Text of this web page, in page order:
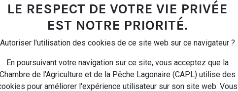
Le Manuel du Potager de la Chambre d'Agriculture et de la
Pêche Lagonaire (CAPL) est une ressource essentielle pour
française, qu’ils soient d...
Filière Végétale Manuels
LE RESPECT DE VOTRE VIE PRIVÉE
EST NOTRE PRIORITÉ.
Autoriser l'utilisation des cookies de ce site web sur ce navigateur ?
En poursuivant votre navigation sur ce site, vous acceptez que la
Chambre de l'Agriculture et de la Pêche Lagonaire (CAPL) utilise des
pour améliorer l'expérience utilisateur sur son site web. Vous